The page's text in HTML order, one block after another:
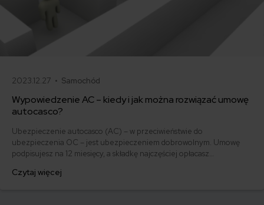
2023.12.27 • Samochód
Wypowiedzenie AC – kiedy i jak można rozwiązać umowę
autocasco?
Ubezpieczenie autocasco (AC) – w przeciwieństwie do
ubezpieczenia OC – jest ubezpieczeniem dobrowolnym. Umowę
podpisujesz na 12 miesięcy, a składkę najczęściej opłacasz
ofertę lub zdecydowałeś się sprzedać samochód w trakcie trwania
Czytaj więcej